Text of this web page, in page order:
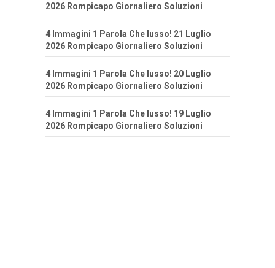
2026 Rompicapo Giornaliero Soluzioni
4 Immagini 1 Parola Che lusso! 21 Luglio
2026 Rompicapo Giornaliero Soluzioni
4 Immagini 1 Parola Che lusso! 20 Luglio
2026 Rompicapo Giornaliero Soluzioni
4 Immagini 1 Parola Che lusso! 19 Luglio
2026 Rompicapo Giornaliero Soluzioni